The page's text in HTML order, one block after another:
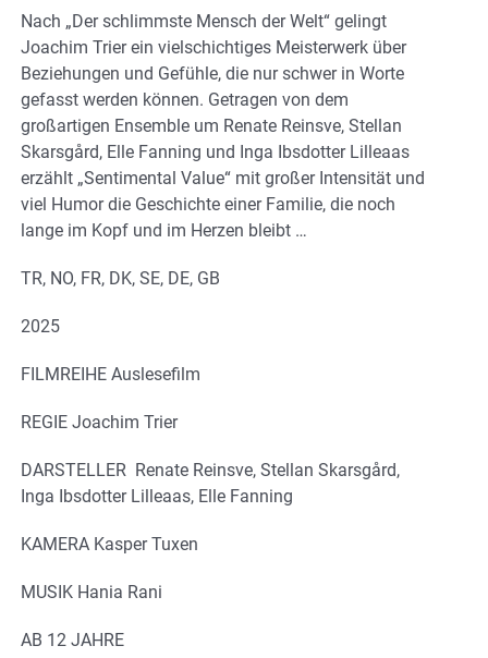
Nach „Der schlimmste Mensch der Welt“ gelingt
Joachim Trier ein vielschichtiges Meisterwerk über
Beziehungen und Gefühle, die nur schwer in Worte
gefasst werden können. Getragen von dem
großartigen Ensemble um Renate Reinsve, Stellan
Skarsgård, Elle Fanning und Inga Ibsdotter Lilleaas
erzählt „Sentimental Value“ mit großer Intensität und
viel Humor die Geschichte einer Familie, die noch
lange im Kopf und im Herzen bleibt …
TR, NO, FR, DK, SE, DE, GB
2025
FILMREIHE Auslesefilm
REGIE Joachim Trier
DARSTELLER Renate Reinsve, Stellan Skarsgård,
Inga Ibsdotter Lilleaas, Elle Fanning
KAMERA Kasper Tuxen
MUSIK Hania Rani
AB 12 JAHRE